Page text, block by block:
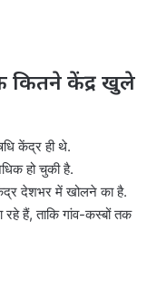
कितने केंद्र खुले
केंद्र ही थे.
हो चुकी है.
देशभर में खोलने का है.
हैं, ताकि गांव-कस्बों तक